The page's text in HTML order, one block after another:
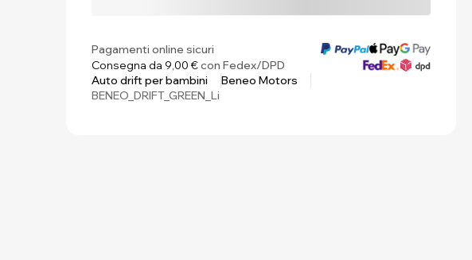
Pagamenti online sicuri
Consegna da 9,00 €con Fedex/DPD
Auto drift per bambini
Beneo Motors
BENEO_DRIFT_GREEN_Li